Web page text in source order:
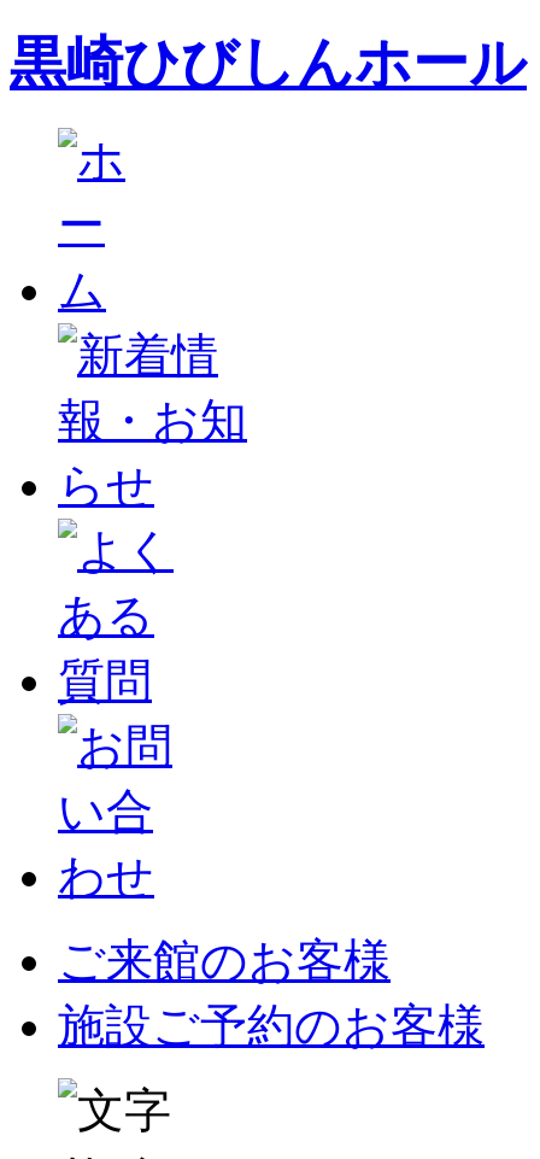
黒崎ひびしんホール
ご来館のお客様
施設ご予約のお客様